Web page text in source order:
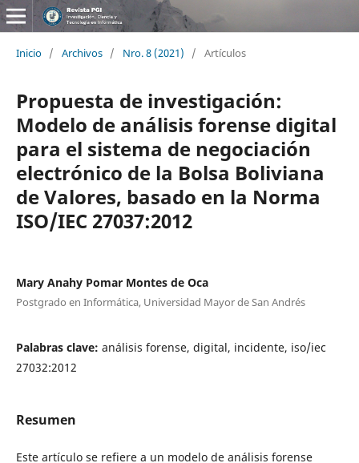
Inicio / Archivos / Nro. 8 (2021) / Artículos
Propuesta de investigación:
Modelo de análisis forense digital
para el sistema de negociación
electrónico de la Bolsa Boliviana
de Valores, basado en la Norma
ISO/IEC 27037:2012
Mary Anahy Pomar Montes de Oca
Postgrado en Informática, Universidad Mayor de San Andrés
Palabras clave: análisis forense, digital, incidente, iso/iec
27032:2012
Resumen
Este artículo se refiere a un modelo de análisis forense